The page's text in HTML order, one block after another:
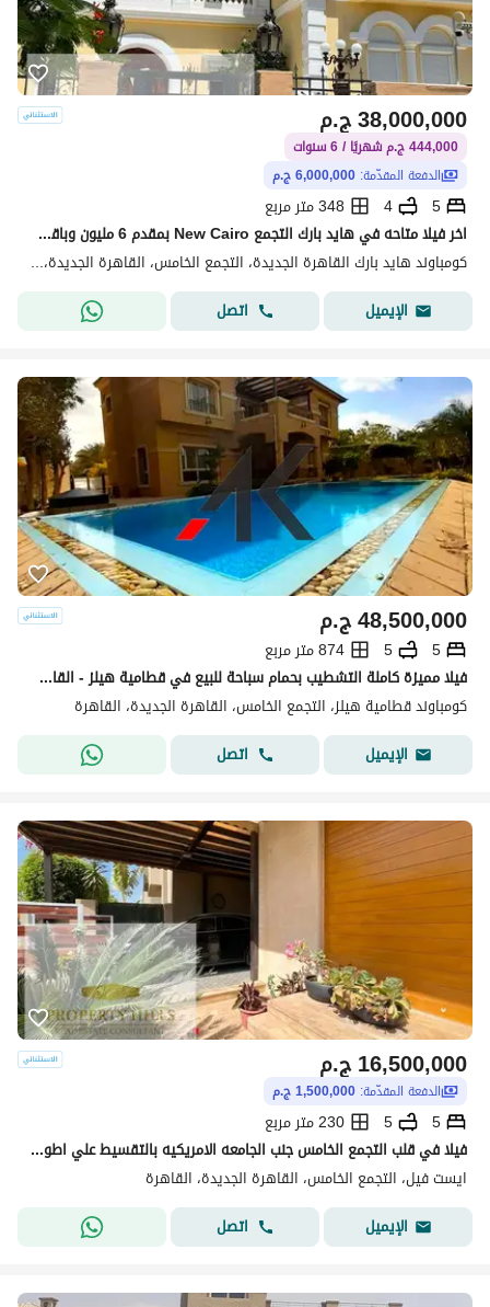
ج.م38,000,000
444,000 ج.م شهريًا / 6 سنوات
الدفعة المقدّمة: 6,000,000 ج.م
5
4
348 متر مربع
اخر فيلا متاحه في هايد بارك التجمع New Cairo بمقدم 6 مليون وباقي المبلغ علي فترات تقسيط مريحه
كومباوند هايد بارك القاهرة الجديدة، التجمع الخامس، القاهرة الجديدة، القاهرة
الإيميل
اتصل
ج.م48,500,000
5
5
874 متر مربع
فيلا مميزة كاملة التشطيب بحمام سباحة للبيع في قطامية هيلز - القاهرة الجديدة
كومباوند قطامية هيلز، التجمع الخامس، القاهرة الجديدة، القاهرة
الإيميل
اتصل
ج.م16,500,000
الدفعة المقدّمة: 1,500,000 ج.م
5
5
230 متر مربع
فيلا في قلب التجمع الخامس جنب الجامعه الامريكيه بالتقسيط علي اطول فتره سداد
ايست فيل، التجمع الخامس، القاهرة الجديدة، القاهرة
الإيميل
اتصل